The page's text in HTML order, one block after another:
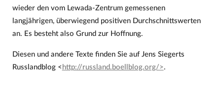
wieder den vom Lewada-Zentrum gemessenen
langjährigen, überwiegend positiven Durchschnittswerten
an. Es besteht also Grund zur Hoffnung.
Diesen und andere Texte finden Sie auf Jens Siegerts
Russlandblog < http://russland.boellblog.org/>.